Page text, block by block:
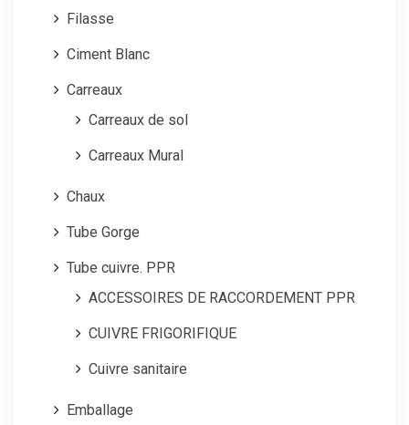
Filasse
Ciment Blanc
Carreaux
Carreaux de sol
Carreaux Mural
Chaux
Tube Gorge
Tube cuivre. PPR
ACCESSOIRES DE RACCORDEMENT PPR
CUIVRE FRIGORIFIQUE
Cuivre sanitaire
Emballage